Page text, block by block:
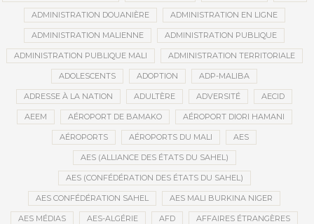
ADMINISTRATION DOUANIÈRE ADMINISTRATION EN LIGNE
ADMINISTRATION MALIENNE ADMINISTRATION PUBLIQUE
ADMINISTRATION PUBLIQUE MALI ADMINISTRATION TERRITORIALE
ADOLESCENTS ADOPTION ADP-MALIBA
ADRESSE À LA NATION ADULTÈRE ADVERSITÉ AECID
AEEM AÉROPORT DE BAMAKO AÉROPORT DIORI HAMANI
AÉROPORTS AÉROPORTS DU MALI AES
AES (ALLIANCE DES ÉTATS DU SAHEL)
AES (CONFÉDÉRATION DES ÉTATS DU SAHEL)
AES CONFÉDÉRATION SAHEL AES MALI BURKINA NIGER
AES MÉDIAS AES-ALGÉRIE AFD AFFAIRES ÉTRANGÈRES